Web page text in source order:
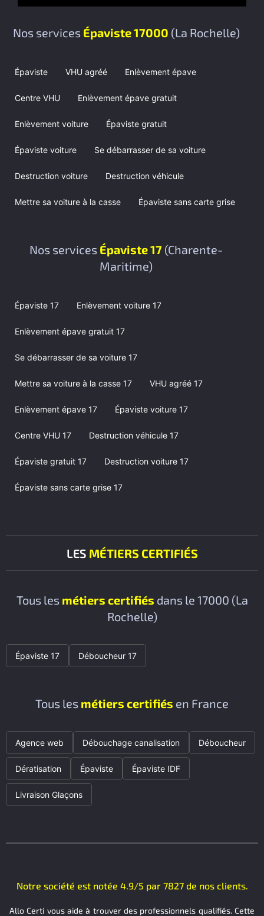
Nos services Épaviste 17000 (La Rochelle)
Épaviste VHU agréé Enlèvement épave
Centre VHU Enlèvement épave gratuit
Enlèvement voiture Épaviste gratuit
Épaviste voiture Se débarrasser de sa voiture
Destruction voiture Destruction véhicule
Mettre sa voiture à la casse Épaviste sans carte grise
Nos services Épaviste 17 (Charente-
Maritime)
Épaviste 17 Enlèvement voiture 17
Enlèvement épave gratuit 17
Se débarrasser de sa voiture 17
Mettre sa voiture à la casse 17 VHU agréé 17
Enlèvement épave 17 Épaviste voiture 17
Centre VHU 17 Destruction véhicule 17
Épaviste gratuit 17 Destruction voiture 17
Épaviste sans carte grise 17
LES MÉTIERS CERTIFIÉS
Tous les métiers certifiés dans le 17000 (La
Rochelle)
Épaviste 17 Déboucheur 17
Tous les métiers certifiés en France
Agence web Débouchage canalisation Déboucheur
Dératisation Épaviste Épaviste IDF
Livraison Glaçons
Notre société est notée 4.9/5 par 7827 de nos clients.
Allo Certi vous aide à trouver des professionnels qualifiés. Cette